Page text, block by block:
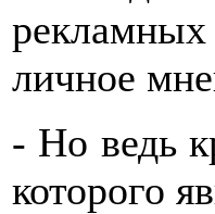
личное
- Но ведь
которого